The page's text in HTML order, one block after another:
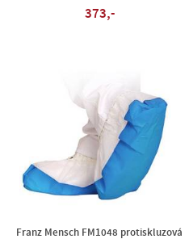
373,-
Franz Mensch FM1048 protiskluzová